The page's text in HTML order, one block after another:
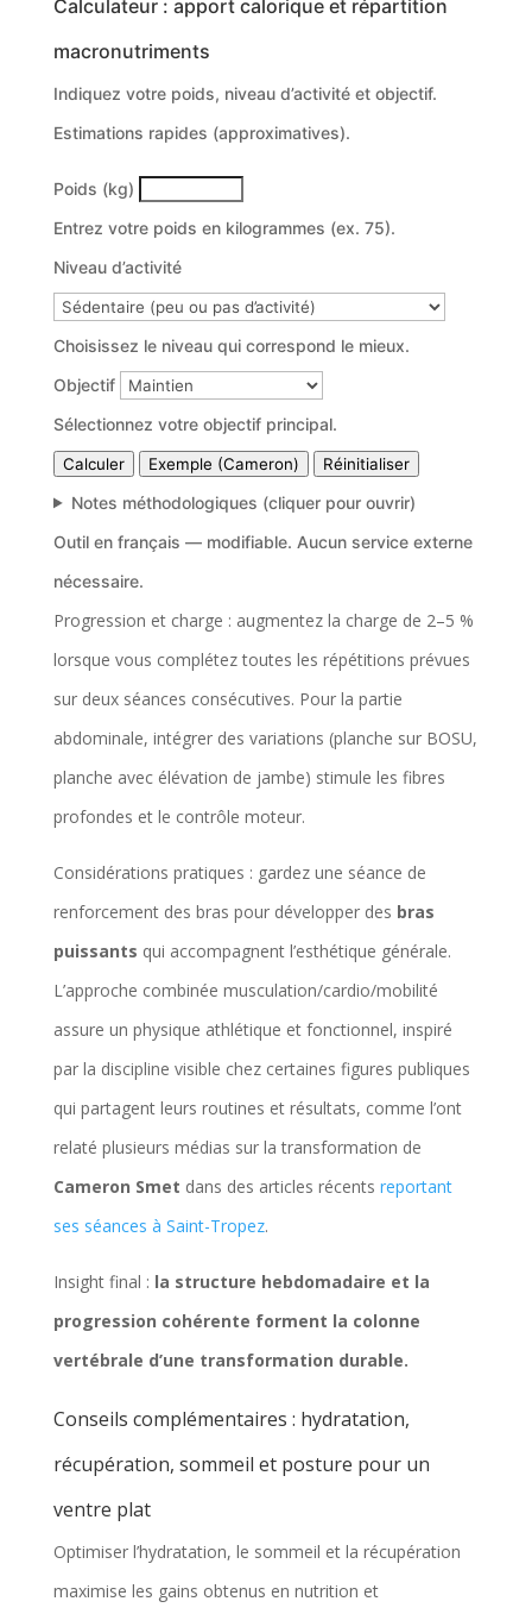
Calculateur : apport calorique et répartition
macronutriments
Indiquez votre poids, niveau d’activité et objectif.
Estimations rapides (approximatives).
Poids (kg)
Entrez votre poids en kilogrammes (ex. 75).
Niveau d’activité
Choisissez le niveau qui correspond le mieux.
Objectif
Sélectionnez votre objectif principal.
Calculer Exemple (Cameron) Réinitialiser
Notes méthodologiques (cliquer pour ouvrir)
Outil en français — modifiable. Aucun service externe
nécessaire.
Progression et charge : augmentez la charge de 2–5 %
lorsque vous complétez toutes les répétitions prévues
sur deux séances consécutives. Pour la partie
abdominale, intégrer des variations (planche sur BOSU,
planche avec élévation de jambe) stimule les fibres
profondes et le contrôle moteur.
Considérations pratiques : gardez une séance de
renforcement des bras pour développer des bras
puissants qui accompagnent l’esthétique générale.
L’approche combinée musculation/cardio/mobilité
assure un physique athlétique et fonctionnel, inspiré
par la discipline visible chez certaines figures publiques
qui partagent leurs routines et résultats, comme l’ont
relaté plusieurs médias sur la transformation de
Cameron Smet dans des articles récents reportant
ses séances à Saint-Tropez.
Insight final : la structure hebdomadaire et la
progression cohérente forment la colonne
vertébrale d’une transformation durable.
Conseils complémentaires : hydratation,
récupération, sommeil et posture pour un
ventre plat
Optimiser l’hydratation, le sommeil et la récupération
maximise les gains obtenus en nutrition et